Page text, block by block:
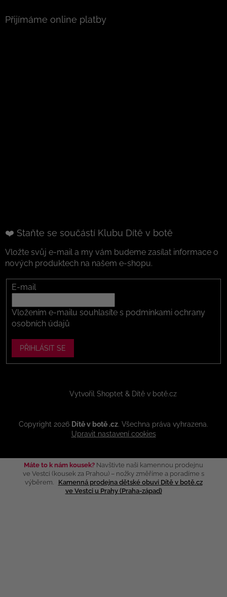
Přijímáme online platby
❤️ Staňte se součástí Klubu Dítě v botě
Vložte svůj e-mail a my vám budeme zasílat informace o
nových produktech na našem e-shopu.
E-mail
Vložením e-mailu souhlasíte s podmínkami ochrany
osobních údajů
PŘIHLÁSIT SE
Vytvořil Shoptet
Copyright 2026 Dítě v botě .cz. Všechna práva vyhrazena.
Upravit nastavení cookies
Máte to k nám kousek? Navštivte naši kamennou prodejnu
ve Vestci (kousek za Prahou) – nožky změříme a poradíme s
výběrem.
Kamenná prodejna dětské obuvi Dítě v botě.cz
ve Vestci u Prahy (Praha-západ)